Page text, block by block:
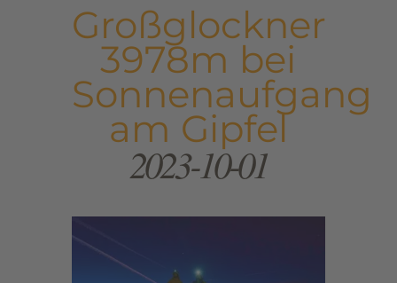
Großglockner
3978m bei
Sonnenaufgang
am Gipfel
2023-10-01